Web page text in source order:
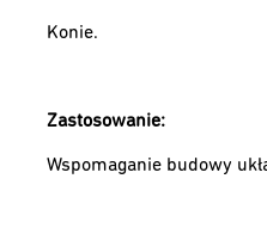
Konie.
Zastosowanie:
Wspomaganie budowy